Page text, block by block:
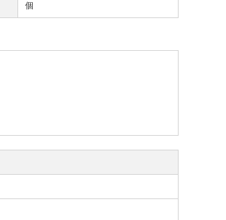
個